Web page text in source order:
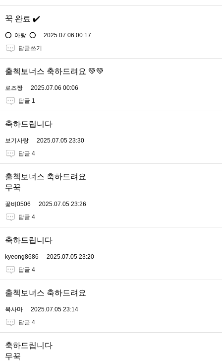
꾹 완료 ✔️
⭕..아랑..⭕
2025.07.06 00:17
답글쓰기
출첵보너스 축하드려요 💚💚
로즈짱
2025.07.06 00:06
답글 1
축하드립니다
보기사랑
2025.07.05 23:30
답글 4
출첵보너스 축하드려요
무꾹
꽃비0506
2025.07.05 23:26
답글 4
축하드립니다
kyeong8686
2025.07.05 23:20
답글 4
출첵보너스 축하드려요
복사마
2025.07.05 23:14
답글 4
축하드립니다
무꾹